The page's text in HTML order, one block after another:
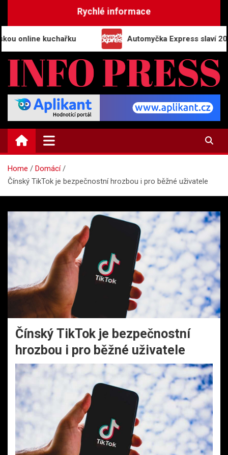
Rychlé informace
kuchařku Automyčka Express slaví 20 let
INFO-PRESS.CZ
Zpravodajský magazín
Home
Domácí
Čínský TikTok je bezpečnostní hrozbou i pro běžné uživatele
Čínský TikTok je bezpečnostní
hrozbou i pro běžné uživatele